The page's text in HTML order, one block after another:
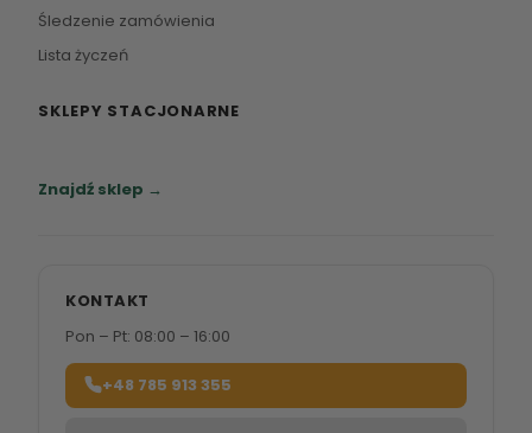
Śledzenie zamówienia
Lista życzeń
SKLEPY STACJONARNE
Znajdź sklep →
KONTAKT
Pon – Pt: 08:00 – 16:00
+48 785 913 355